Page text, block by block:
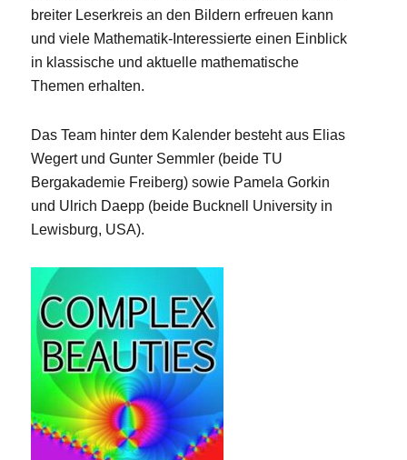
breiter Leserkreis an den Bildern erfreuen kann
und viele Mathematik-Interessierte einen Einblick
in klassische und aktuelle mathematische
Themen erhalten.
Das Team hinter dem Kalender besteht aus Elias
Wegert und Gunter Semmler (beide TU
Bergakademie Freiberg) sowie Pamela Gorkin
und Ulrich Daepp (beide Bucknell University in
Lewisburg, USA).